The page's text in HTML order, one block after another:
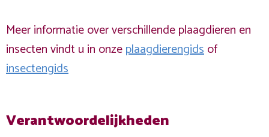
Meer informatie over verschillende plaagdieren en
insecten vindt u in onzeplaagdierengidsof
insectengids
Verantwoordelijkheden